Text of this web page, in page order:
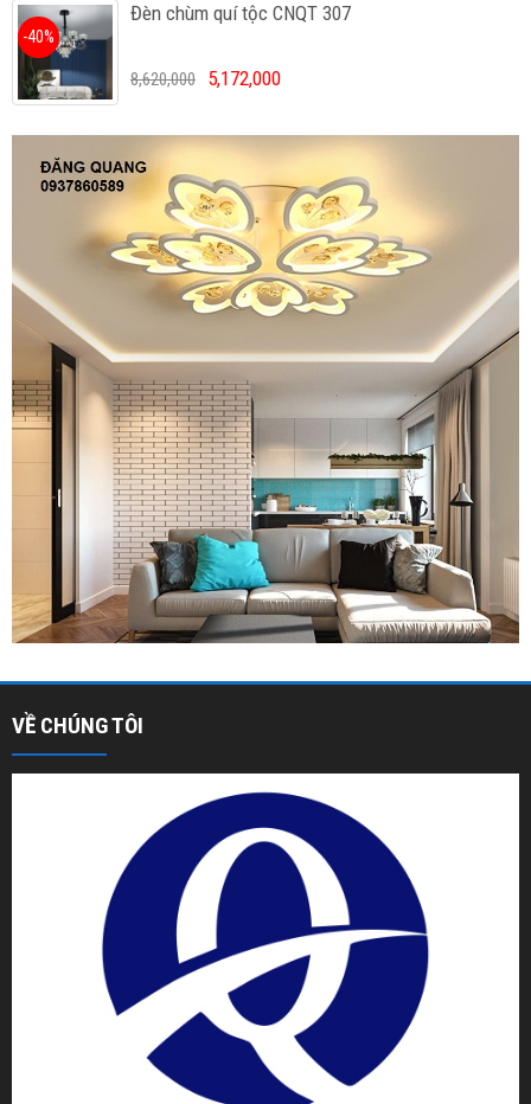
Đèn chùm quí tộc CNQT 307
-40%
8,620,000 5,172,000
VỀ CHÚNG TÔI